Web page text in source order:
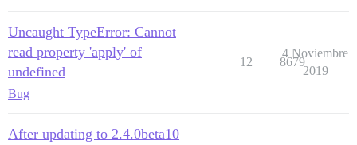
Uncaught TypeError: Cannot
read property 'apply' of
undefined
Bug
12 8679
4 Noviembre
2019
After updating to 2.4.0beta10